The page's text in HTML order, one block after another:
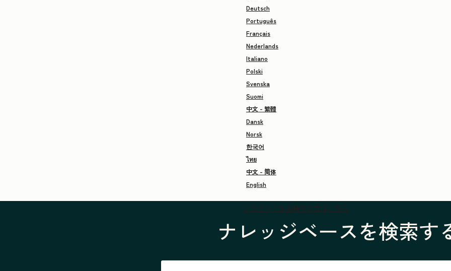
Deutsch
Português
Français
Nederlands
Italiano
Polski
Svenska
Suomi
中文 - 繁體
Dansk
Norsk
한국어
ไทย
中文 - 简体
English
アカウントをお持ちの方はこちら
ナレッジベースを検索す